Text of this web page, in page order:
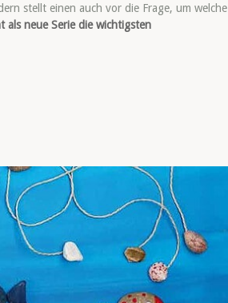
stellt einen auch vor die Frage, um welche
als neue Serie die wichtigsten